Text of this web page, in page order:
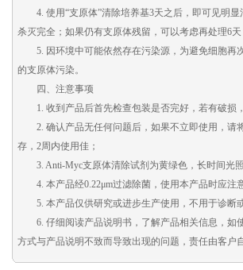
4. 使用“支原体”清除培养基3天之后，即可见明
杀灭完全；如果仍有支原体残留，可以考虑再处理6天
5. 因环境中可能依然存在污染源，为避免细胞再
的支原体污染。
四、注意事项
1. 收到产品后首先检查包装是否完好，若有破损
2. 确认产品无任何问题后，如果不立即使用，
存，2周内使用佳；
3. Anti-Myc支原体清除试剂为黄绿色，长时间光
4. 本产品经0.22μm过滤除菌，使用本产品时应注
5. 本产品仅供研究或进步生产使用，不用于诊断
6. 仔细阅读产品说明书，了解产品相关信息，
方式与产品说明不致而导致出现的问题，责任由客户